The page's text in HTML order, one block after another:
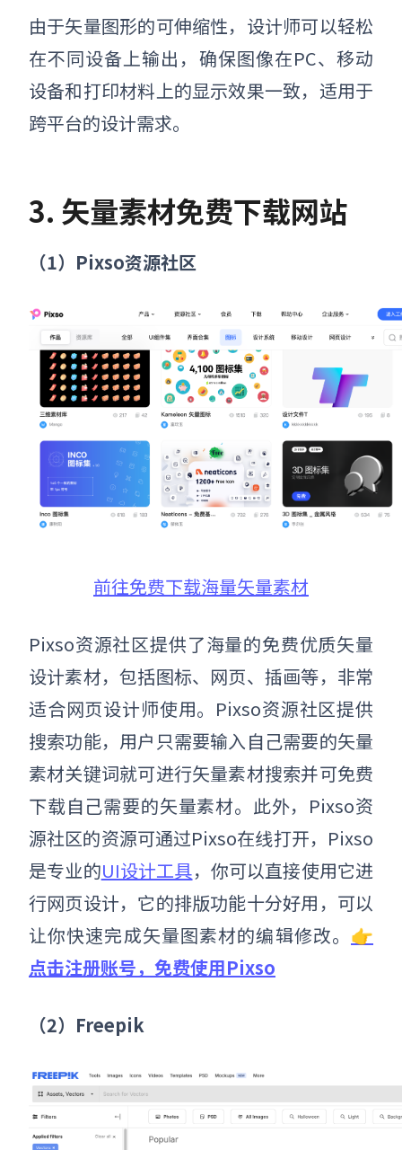
由于矢量图形的可伸缩性，设计师可以轻松
在不同设备上输出，确保图像在PC、移动
设备和打印材料上的显示效果一致，适用于
跨平台的设计需求。
3. 矢量素材免费下载网站
（1）Pixso资源社区
前往免费下载海量矢量素材
Pixso资源社区提供了海量的免费优质矢量
设计素材，包括图标、网页、插画等，非常
适合网页设计师使用。Pixso资源社区提供
搜索功能，用户只需要输入自己需要的矢量
素材关键词就可进行矢量素材搜索并可免费
下载自己需要的矢量素材。此外，Pixso资
源社区的资源可通过Pixso在线打开，Pixso
是专业的UI设计工具，你可以直接使用它进
行网页设计，它的排版功能十分好用，可以
让你快速完成矢量图素材的编辑修改。 👉
点击注册账号，免费使用Pixso
（2）Freepik